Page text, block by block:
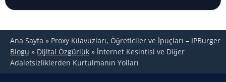
Ana Sayfa » Proxy Kılavuzları, Öğreticiler ve İpuçları – IPBurger
Blogu » Dijital Özgürlük » İnternet Kesintisi ve Diğer
Adaletsizliklerden Kurtulmanın Yolları